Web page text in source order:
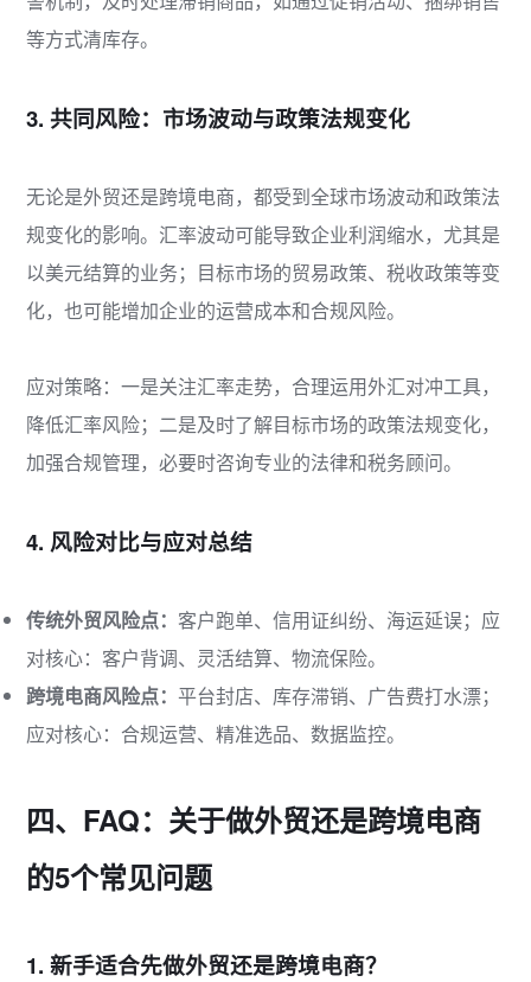
等方式清库存。
3. 共同风险：市场波动与政策法规变化
无论是外贸还是跨境电商，都受到全球市场波动和政策法
规变化的影响。汇率波动可能导致企业利润缩水，尤其是
以美元结算的业务；目标市场的贸易政策、税收政策等变
化，也可能增加企业的运营成本和合规风险。
应对策略：一是关注汇率走势，合理运用外汇对冲工具，
降低汇率风险；二是及时了解目标市场的政策法规变化，
加强合规管理，必要时咨询专业的法律和税务顾问。
4. 风险对比与应对总结
传统外贸风险点： 客户跑单、信用证纠纷、海运延误；应
对核心：客户背调、灵活结算、物流保险。
跨境电商风险点：平台封店、库存滞销、广告费打水漂；
应对核心：合规运营、精准选品、数据监控。
四、FAQ：关于做外贸还是跨境电商
的5个常见问题
1. 新手适合先做外贸还是跨境电商？